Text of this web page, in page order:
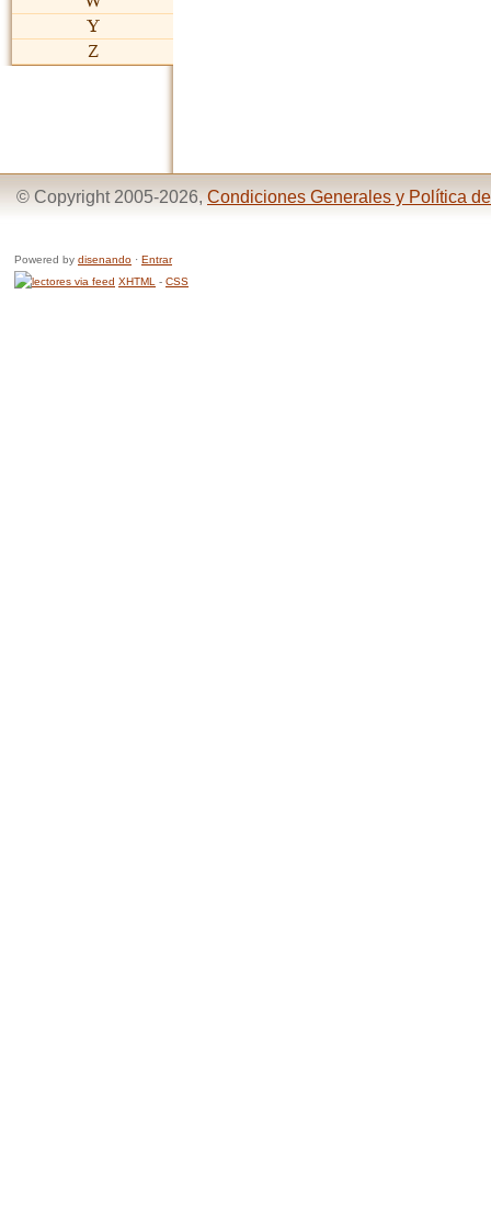
Y
Z
© Copyright 2005-2026, Condiciones Generales y Política
Powered by disenando · Entrar
XHTML - CSS